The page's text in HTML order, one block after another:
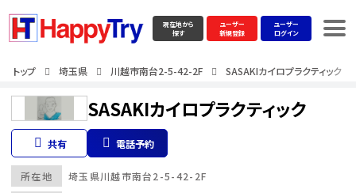
現在地から
探す
ユーザー
新規登録
ユーザー
ログイン
トップ 埼玉県 川越市南台2-5-42-2F SASAKIカイロプラクティック
SASAKIカイロプラクティック
共有 電話予約
所在地 埼玉県川越市南台2-5-42-2F